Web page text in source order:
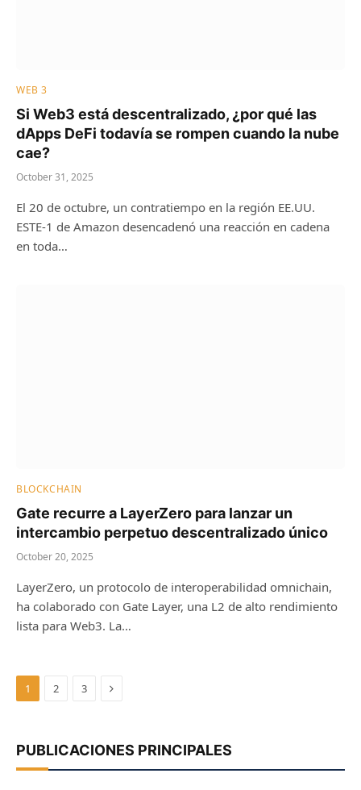
WEB 3
Si Web3 está descentralizado, ¿por qué las
dApps DeFi todavía se rompen cuando la nube
cae?
October 31, 2025
El 20 de octubre, un contratiempo en la región EE.UU.
ESTE-1 de Amazon desencadenó una reacción en cadena
en toda…
BLOCKCHAIN
Gate recurre a LayerZero para lanzar un
intercambio perpetuo descentralizado único
October 20, 2025
LayerZero, un protocolo de interoperabilidad omnichain,
ha colaborado con Gate Layer, una L2 de alto rendimiento
lista para Web3. La…
1 2 3 Next
PUBLICACIONES PRINCIPALES